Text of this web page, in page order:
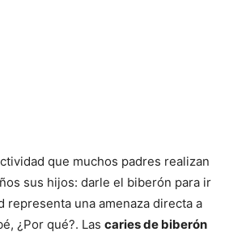
que muchos padres realizan
sus hijos: darle el biberón para ir
representa una amenaza directa a
¿Por qué?. Las caries de biberón